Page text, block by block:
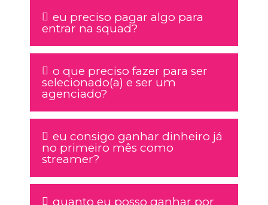
eu preciso pagar algo para
entrar na squad?
o que preciso fazer para ser
selecionado(a) e ser um
agenciado?
eu consigo ganhar dinheiro já
no primeiro mês como
streamer?
quanto eu posso ganhar por